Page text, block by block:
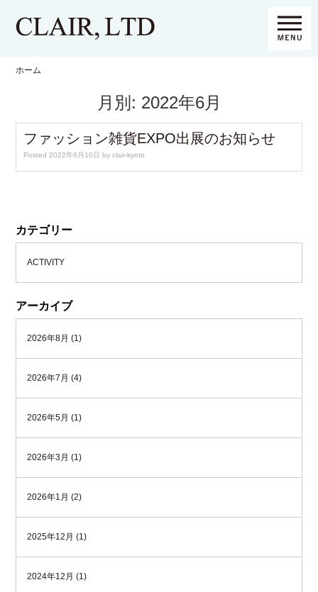
ホーム
月別: 2022年6月
ファッション雑貨EXPO出展のお知らせ
Posted2022年6月10日 by clair-kyoto
カテゴリー
ACTIVITY
アーカイブ
2026年8月 (1)
2026年7月 (4)
2026年5月 (1)
2026年3月 (1)
2026年1月 (2)
2025年12月 (1)
2024年12月 (1)